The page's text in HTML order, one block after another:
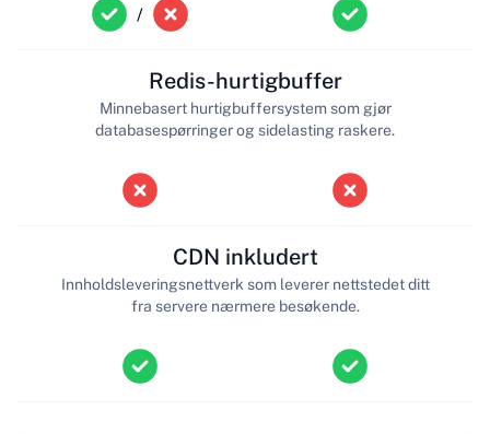
/
Redis-hurtigbuffer
Minnebasert hurtigbuffersystem som gjør
databasespørringer og sidelasting raskere.
CDN inkludert
Innholdsleveringsnettverk som leverer nettstedet ditt
fra servere nærmere besøkende.